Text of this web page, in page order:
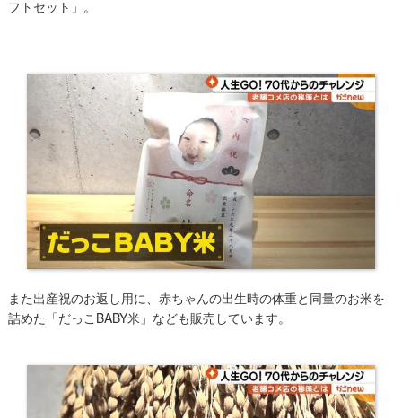
フトセット」。
また​出産祝のお返し用に、赤ちゃんの出生時の体重と同量のお米を
詰めた「だっこBABY米」なども販売しています。